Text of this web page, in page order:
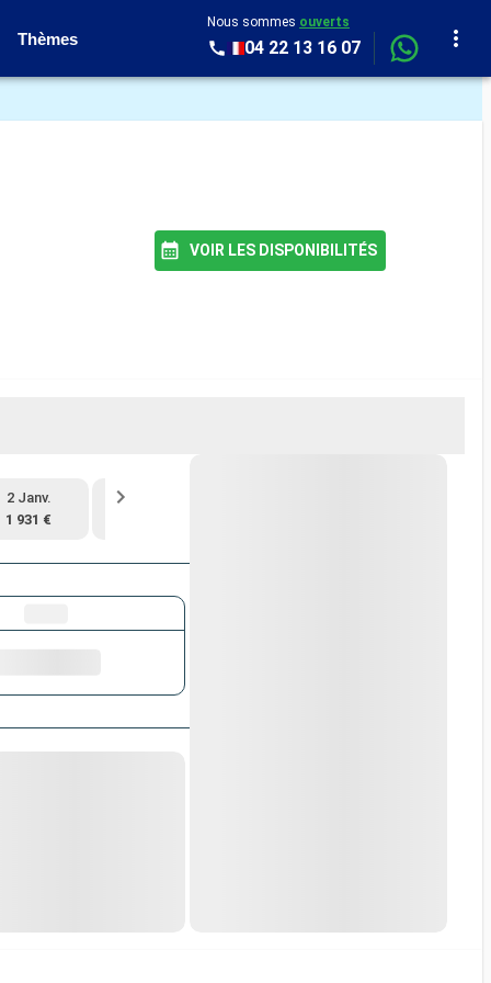
Thèmes
Nous sommes ouverts
04 22 13 16 07
VOIR LES DISPONIBILITÉS
2 Janv.
1 931 €